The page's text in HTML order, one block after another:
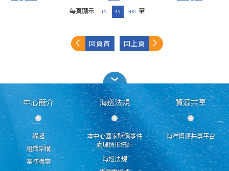
每頁顯示 15 45 300 筆
回頁首 回上頁
中心簡介
緣起
組織架構
業務職掌
海巡法規
本中心國家賠償事件
處理情形統計
海巡法規
資源共享
海洋資源共享平台